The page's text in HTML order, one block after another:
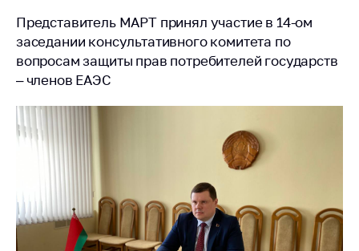
деятельность в
Республике
Беларусь
Защита
персональных
данных
Новости
Обратиться в МАРТ
Личный прием
граждан и юр. лиц
Представитель МАРТ принял участие в 14-ом
заседании консультативного комитета по
вопросам защиты прав потребителей государств
– членов ЕАЭС